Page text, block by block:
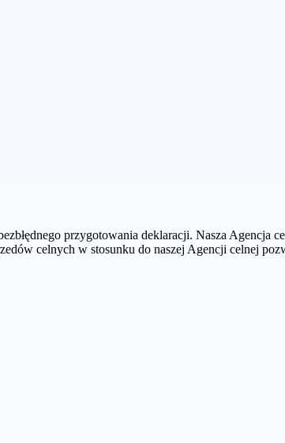
przygotowania deklaracji. Nasza Agencja
celnych w stosunku do naszej Agencji celnej